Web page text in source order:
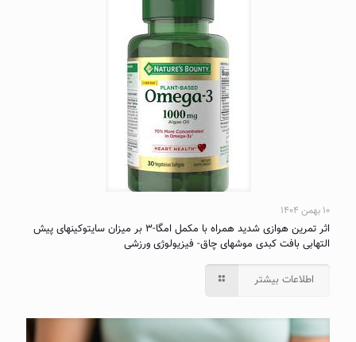
۱۰ بهمن ۱۴۰۴
اثر تمرین هوازی شدید همراه با مکمل امگا-۳ بر میزان سایتوکینهای پیش
التهابی بافت کبدی موشهای چاق- فیزیولوژی ورزشی
اطلاعات بیشتر